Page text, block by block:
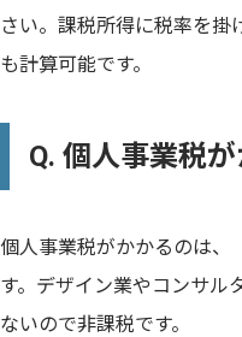
さい。課税所得に税率を掛
も計算可能です。
Q. 個人事業税
個人事業税がかかるのは、
す。デザイン業やコンサル
ないので非課税です。